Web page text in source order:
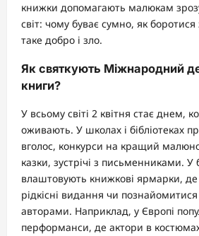
книжки допомагають малюкам
світ: чому буває сумно, як
таке добро і зло.
Як святкують Міжнародний
книги?
У всьому світі 2 квітня стає днем,
оживають. У школах і бібліотеках
вголос, конкурси на кращий
казки, зустрічі з письменниками. У
влаштовують книжкові ярмарки,
рідкісні видання чи
авторами. Наприклад, у Європі
перформанси, де актори в